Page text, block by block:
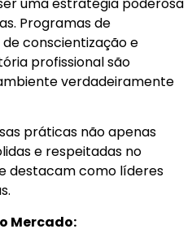
Programas de
conscientização e
profissional são
verdadeiramente
práticas não apenas
e respeitadas no
destacam como líderes
Mercado: